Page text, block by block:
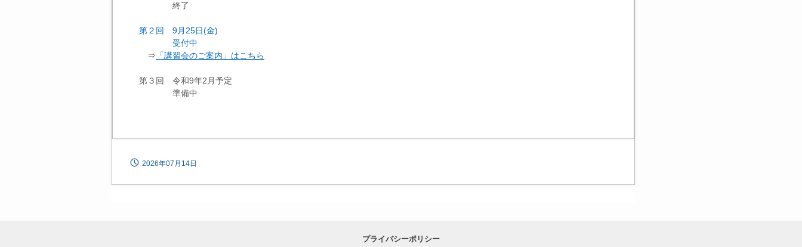
終了
第２回 9月25日(金)
受付中
⇒ 「講習会のご案内」はこちら
第３回 令和9年2月予定
準備中
2026年07月14日
プライバシーポリシー